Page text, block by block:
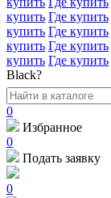
купить Где купить
купить Где купить
купить Где купить
купить Где купить
Black?
0
Избранное
0
Подать заявку
0